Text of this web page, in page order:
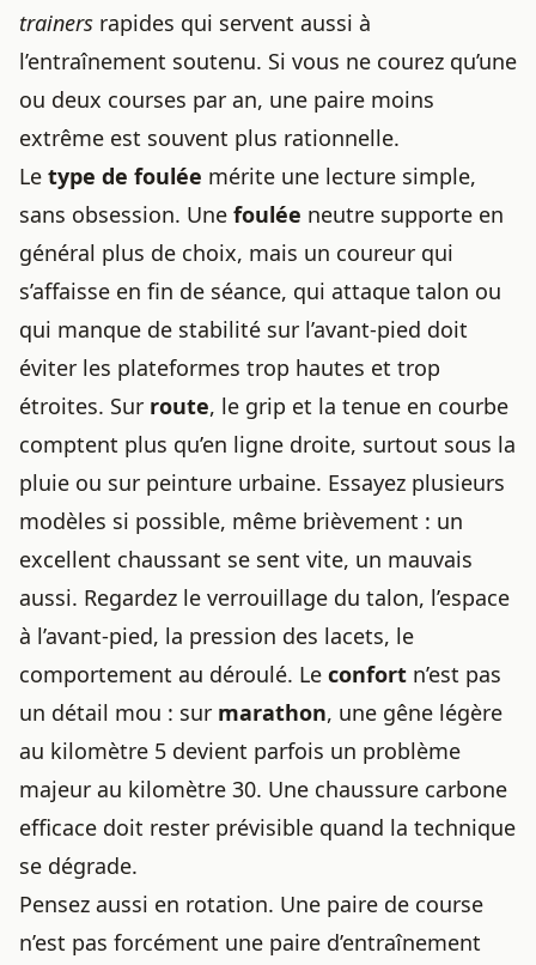
trainers rapides qui servent aussi à
l’entraînement soutenu. Si vous ne courez qu’une
ou deux courses par an, une paire moins
extrême est souvent plus rationnelle.
Le type de foulée mérite une lecture simple,
sans obsession. Une foulée neutre supporte en
général plus de choix, mais un coureur qui
s’affaisse en fin de séance, qui attaque talon ou
qui manque de stabilité sur l’avant-pied doit
éviter les plateformes trop hautes et trop
étroites. Sur route, le grip et la tenue en courbe
comptent plus qu’en ligne droite, surtout sous la
pluie ou sur peinture urbaine. Essayez plusieurs
modèles si possible, même brièvement : un
excellent chaussant se sent vite, un mauvais
aussi. Regardez le verrouillage du talon, l’espace
à l’avant-pied, la pression des lacets, le
comportement au déroulé. Le confort n’est pas
un détail mou : sur marathon, une gêne légère
au kilomètre 5 devient parfois un problème
majeur au kilomètre 30. Une chaussure carbone
efficace doit rester prévisible quand la technique
se dégrade.
Pensez aussi en rotation. Une paire de course
n’est pas forcément une paire d’entraînement